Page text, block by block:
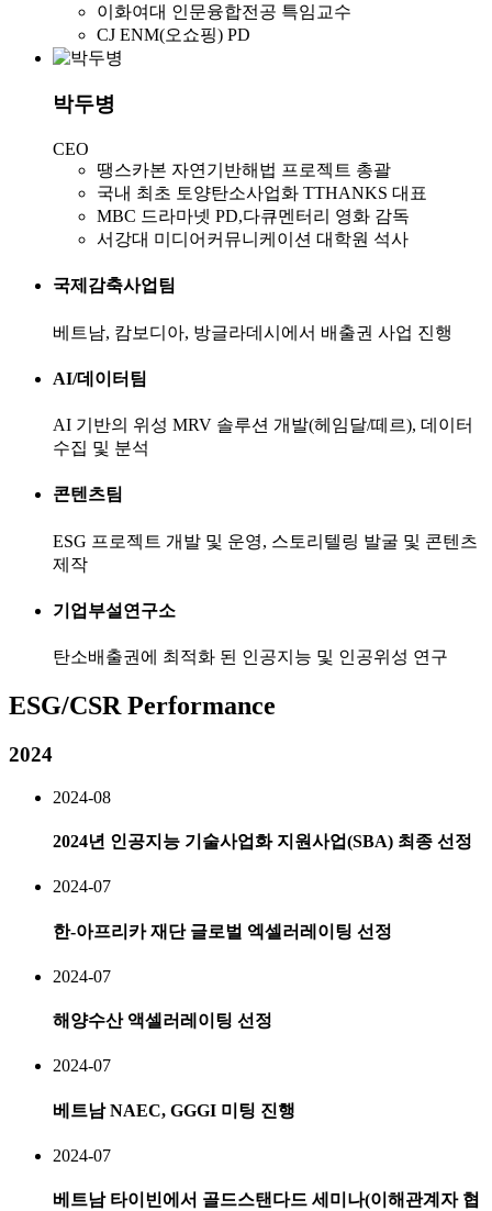
이화여대 인문융합전공 특임교수
CJ ENM(오쇼핑) PD
박두병
CEO
땡스카본 자연기반해법 프로젝트 총괄
국내 최초 토양탄소사업화 TTHANKS 대표
MBC 드라마넷 PD,다큐멘터리 영화 감독
서강대 미디어커뮤니케이션 대학원 석사
국제감축사업팀
베트남, 캄보디아, 방글라데시에서 배출권 사업 진행
AI/데이터팀
AI 기반의 위성 MRV 솔루션 개발(헤임달/떼르), 데이터
수집 및 분석
콘텐츠팀
ESG 프로젝트 개발 및 운영, 스토리텔링 발굴 및 콘텐츠
제작
기업부설연구소
탄소배출권에 최적화 된 인공지능 및 인공위성 연구
ESG/CSR Performance
2024
2024-08
2024년 인공지능 기술사업화 지원사업(SBA) 최종 선정
2024-07
한-아프리카 재단 글로벌 엑셀러레이팅 선정
2024-07
해양수산 액셀러레이팅 선정
2024-07
베트남 NAEC, GGGI 미팅 진행
2024-07
베트남 타이빈에서 골드스탠다드 세미나(이해관계자 협